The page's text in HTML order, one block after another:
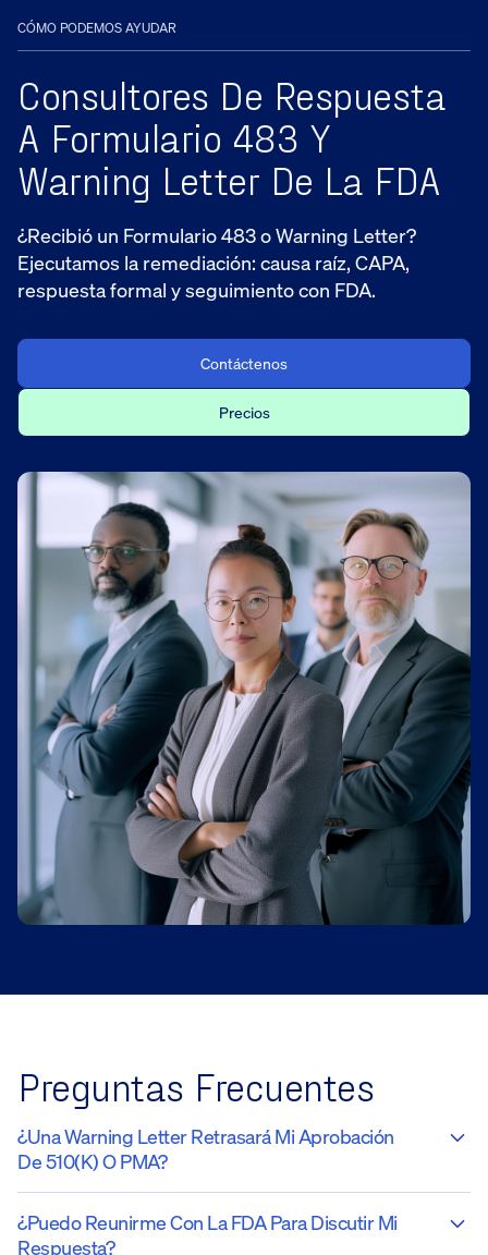
CÓMO PODEMOS AYUDAR
Consultores De Respuesta
A Formulario 483 Y
Warning Letter De La FDA
¿Recibió un Formulario 483 o Warning Letter?
Ejecutamos la remediación: causa raíz, CAPA,
respuesta formal y seguimiento con FDA.
Contáctenos
Precios
Preguntas Frecuentes
¿Una Warning Letter Retrasará Mi Aprobación
De 510(k) O PMA?
¿Puedo Reunirme Con La FDA Para Discutir Mi
Respuesta?